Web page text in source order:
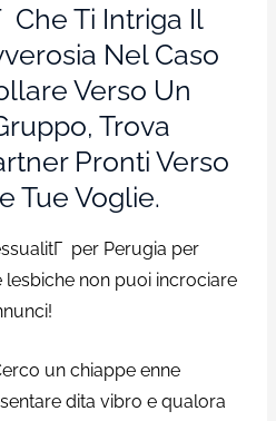
Che Ti Intriga Il
Nel Caso
Verso Un
Trova
Pronti Verso
Tue Voglie.
per Perugia per
non puoi incrociare
un chiappe enne
dita vibro e qualora